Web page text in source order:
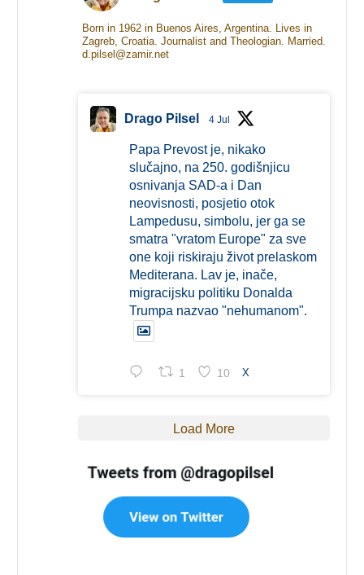
Born in 1962 in Buenos Aires, Argentina. Lives in
Zagreb, Croatia. Journalist and Theologian. Married.
d.pilsel@zamir.net
Drago Pilsel 4 Jul
Papa Prevost je, nikako
slučajno, na 250. godišnjicu
osnivanja SAD-a i Dan
neovisnosti, posjetio otok
Lampedusu, simbolu, jer ga se
smatra "vratom Europe" za sve
one koji riskiraju život prelaskom
Mediterana. Lav je, inače,
migracijsku politiku Donalda
Trumpa nazvao "nehumanom".
1 10 X
Load More